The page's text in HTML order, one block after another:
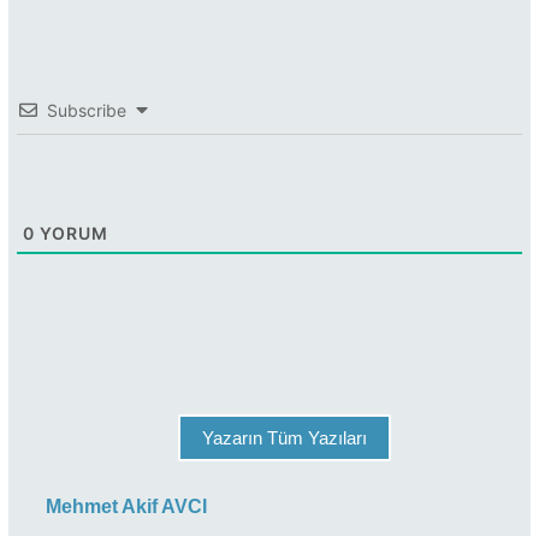
Subscribe
0 YORUM
Yazarın Tüm Yazıları
Mehmet Akif AVCI